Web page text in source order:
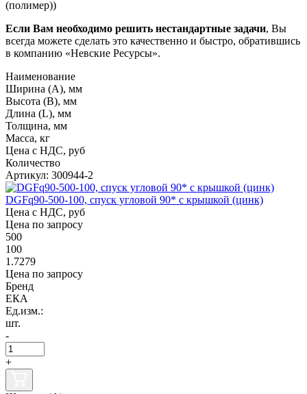
(полимер))
Если Вам необходимо решить нестандартные задачи, Вы
всегда можете сделать это качественно и быстро, обратившись
в компанию «Невские Ресурсы».
Наименование
Ширина (А), мм
Высота (В), мм
Длина (L), мм
Толщина, мм
Масса, кг
Цена с НДС, руб
Количество
Артикул: 300944-2
DGFq90-500-100, спуск угловой 90* с крышкой (цинк)
Цена с НДС, руб
Цена по запросу
500
100
1.7279
Цена по запросу
Бренд
ЕКА
Ед.изм.:
шт.
-
+